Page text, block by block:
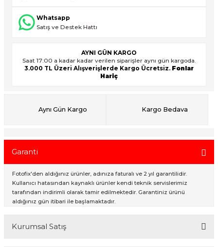
Işık Setleri
Setleri
Whatsapp
Satış ve Destek Hattı
AYNI GÜN KARGO
Saat 17:00 a kadar kadar verilen siparişler aynı gün kargoda.
3.000 TL Üzeri Alışverişlerde Kargo Ücretsiz. Fonlar
Hariç
Aynı Gün Kargo Kargo Bedava
Garanti
Fotofix'den aldığınız ürünler, adınıza faturalı ve 2 yıl garantilidir.
Kullanıcı hatasından kaynaklı ürünler kendi teknik servislerimiz
tarafından indirimli olarak tamir edilmektedir. Garantiniz ürünü
aldığınız gün itibari ile başlamaktadır.
Kurumsal Satış